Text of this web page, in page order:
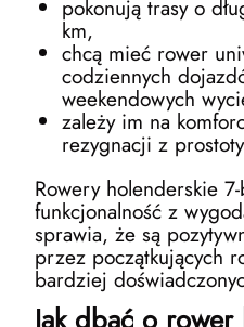
pokonują trasy o
km,
chcą mieć rower
codziennych
weekendowych
zależy im na
rezygnacji z
Rowery holenderskie
funkcjonalność z
sprawia, że są
przez początkujących
bardziej